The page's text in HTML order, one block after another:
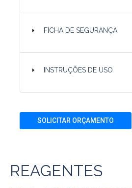
FICHA DE SEGURANÇA
INSTRUÇÕES DE USO
SOLICITAR ORÇAMENTO
REAGENTES